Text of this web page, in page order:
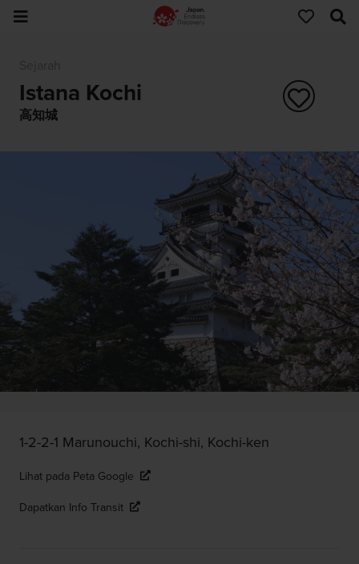
Istana Kochi
高知城
1-2-2-1 Marunouchi, Kochi-shi, Kochi-ken
Lihat pada Peta Google
Dapatkan Info Transit